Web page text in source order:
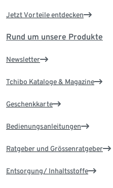
Jetzt Vorteile entdecken
Rund um unsere Produkte
Newsletter
Tchibo Kataloge & Magazine
Geschenkkarte
Bedienungsanleitungen
Ratgeber und Grössenratgeber
Entsorgung/ Inhaltsstoffe